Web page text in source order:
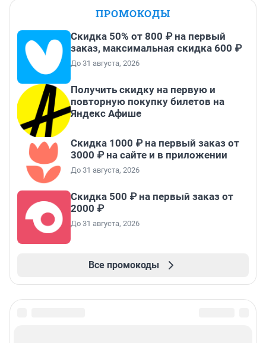
ПРОМОКОДЫ
Скидка 50% от 800 ₽ на первый
заказ, максимальная скидка 600 ₽
До 31 августа, 2026
Получить скидку на первую и
повторную покупку билетов на
Яндекс Афише
Скидка 1000 ₽ на первый заказ от
3000 ₽ на сайте и в приложении
До 31 августа, 2026
Скидка 500 ₽ на первый заказ от
2000 ₽
До 31 августа, 2026
Все промокоды